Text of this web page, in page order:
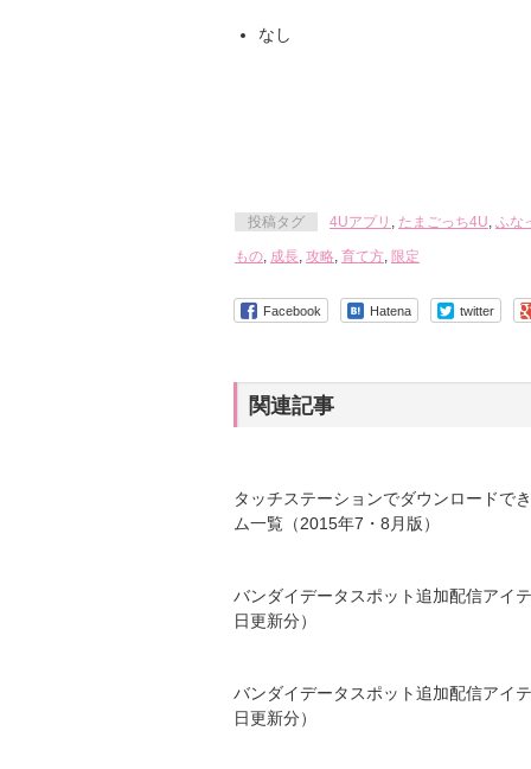
なし
投稿タグ 4Uアプリ , たまごっち4U, ふな
もの, 成長, 攻略, 育て方, 限定
Facebook Hatena twitter
関連記事
タッチステーションでダウンロードで
ム一覧（2015年7・8月版）
バンダイデータスポット追加配信アイ
日更新分）
バンダイデータスポット追加配信アイ
日更新分）